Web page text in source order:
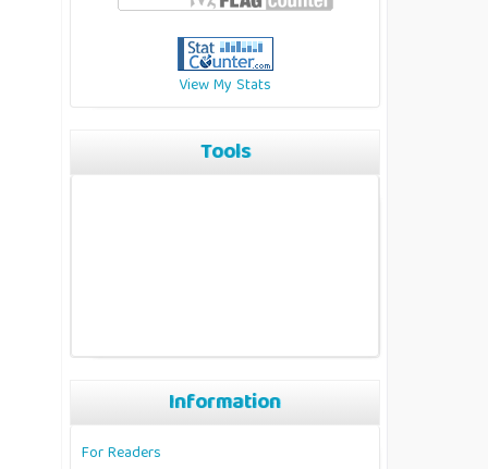
View My Stats
Tools
Information
For Readers